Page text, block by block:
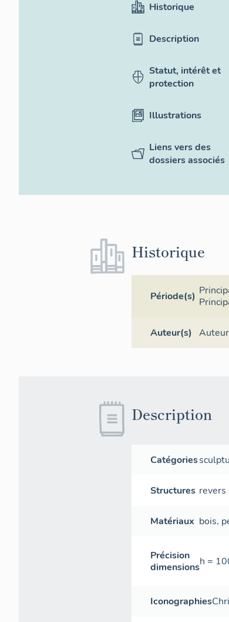
Historique
Description
Statut, intérêt et
protection
Illustrations
Liens vers des
dossiers associés
Historique
Période(s)
Auteur(s)
Description
Catégories
Structures revers
Matériaux bois,
Précision
dimensionsh =
Iconographies